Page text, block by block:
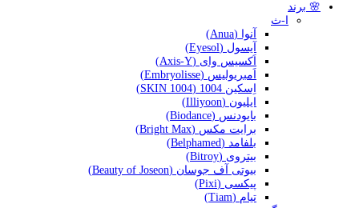
🌸 برند
ا-ث
آنوا (Anua)
آیسول (Eyesol)
اَکسیس وای (Axis-Y)
اَمبریولیس (Embryolisse)
اِسکین 1004 (SKIN 1004)
ایلیون (Illiyoon)
بایودنس (Biodance)
برایت مکس (Bright Max)
بلفامد (Belphamed)
بیتروی (Bitroy)
بیوتی آف جوسان (Beauty of Joseon)
پیکسی (Pixi)
تیام (Tiam)